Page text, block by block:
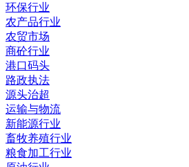
环保行业
农产品行业
农贸市场
商砼行业
港口码头
路政执法
源头治超
运输与物流
新能源行业
畜牧养殖行业
粮食加工行业